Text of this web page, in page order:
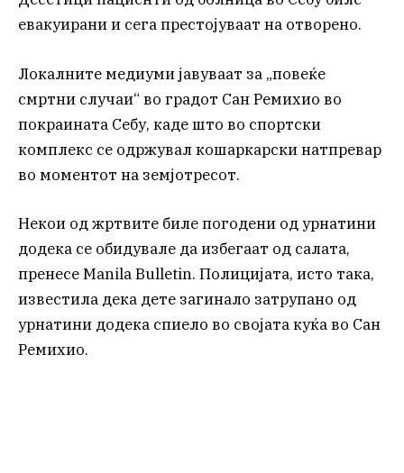
евакуирани и сега престојуваат на отворено.
Локалните медиуми јавуваат за „повеќе
смртни случаи“ во градот Сан Ремихио во
покраината Себу, каде што во спортски
комплекс се одржувал кошаркарски натпревар
во моментот на земјотресот.
Некои од жртвите биле погодени од урнатини
додека се обидувале да избегаат од салата,
пренесе Manila Bulletin. Полицијата, исто така,
известила дека дете загинало затрупано од
урнатини додека спиело во својата куќа во Сан
Ремихио.